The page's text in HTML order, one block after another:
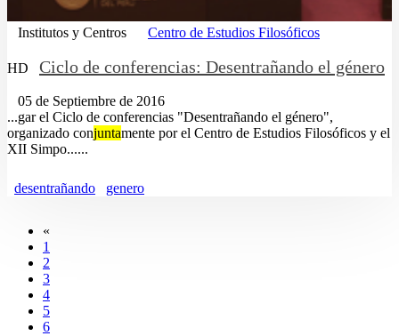
Institutos y Centros Centro de Estudios Filosóficos
HD Ciclo de conferencias: Desentrañando el género
05 de Septiembre de 2016
...gar el Ciclo de conferencias "Desentrañando el género",
organizado conjuntamente por el Centro de Estudios Filosóficos y el
XII Simpo......
desentrañando genero
«
1
2
3
4
5
6